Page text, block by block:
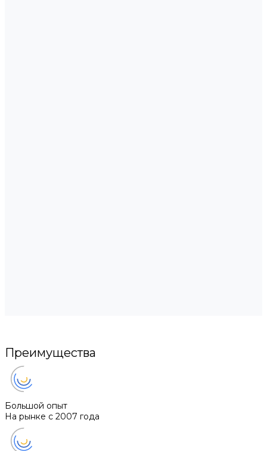
Преимущества
Большой опыт
На рынке с 2007 года